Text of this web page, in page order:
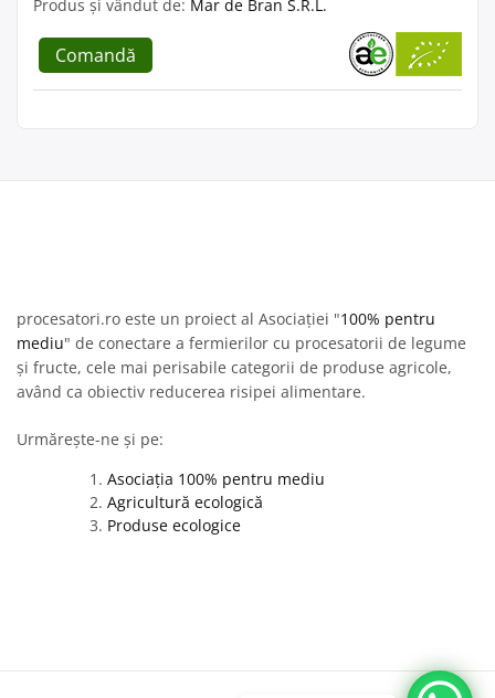
Produs și vândut de: Mar de Bran S.R.L.
Comandă
procesatori.ro este un proiect al Asociației "100% pentru
mediu" de conectare a fermierilor cu procesatorii de legume
și fructe, cele mai perisabile categorii de produse agricole,
având ca obiectiv reducerea risipei alimentare.
Urmărește-ne și pe:
Asociația 100% pentru mediu
Agricultură ecologică
Produse ecologice